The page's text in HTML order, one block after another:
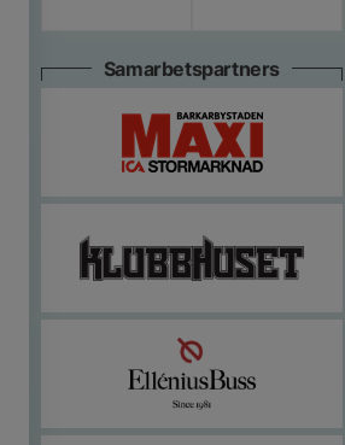
Samarbetspartners